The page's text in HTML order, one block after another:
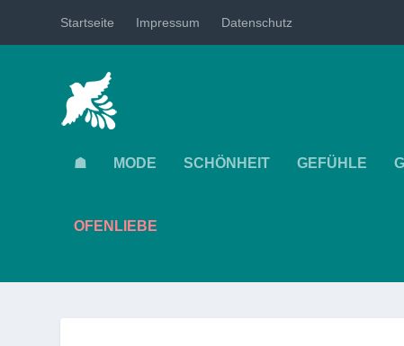
Startseite Impressum Datenschutz
☗ MODE SCHÖNHEIT GEFÜHLE
OFENLIEBE